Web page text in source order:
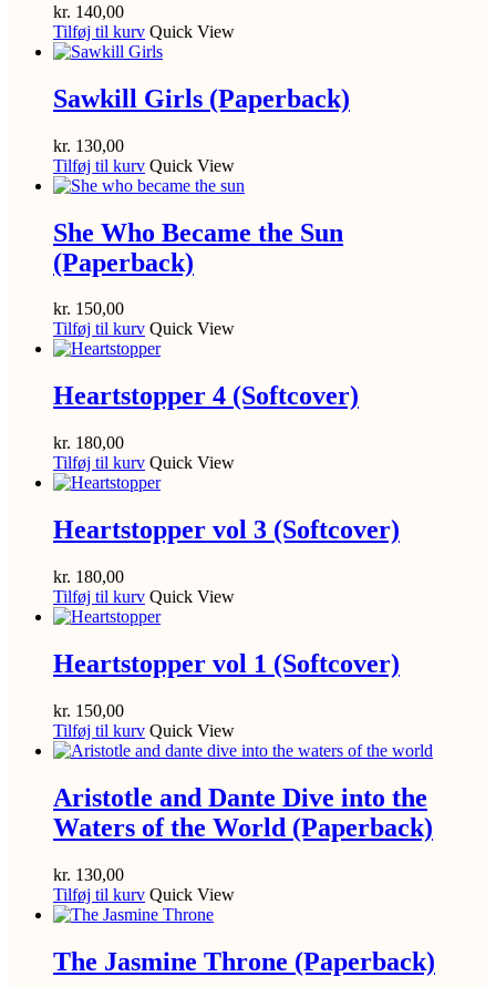
kr. 140,00
Tilføj til kurv Quick View
Sawkill Girls (Paperback)
kr. 130,00
Tilføj til kurv Quick View
She Who Became the Sun
(Paperback)
kr. 150,00
Tilføj til kurv Quick View
Heartstopper 4 (Softcover)
kr. 180,00
Tilføj til kurv Quick View
Heartstopper vol 3 (Softcover)
kr. 180,00
Tilføj til kurv Quick View
Heartstopper vol 1 (Softcover)
kr. 150,00
Tilføj til kurv Quick View
Aristotle and Dante Dive into the
Waters of the World (Paperback)
kr. 130,00
Tilføj til kurv Quick View
The Jasmine Throne (Paperback)